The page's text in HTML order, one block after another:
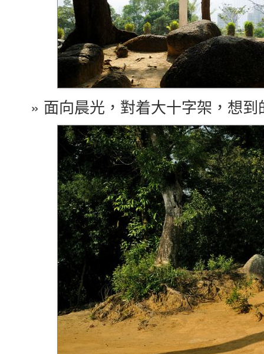
» 面向晨光，對着大十字架，想